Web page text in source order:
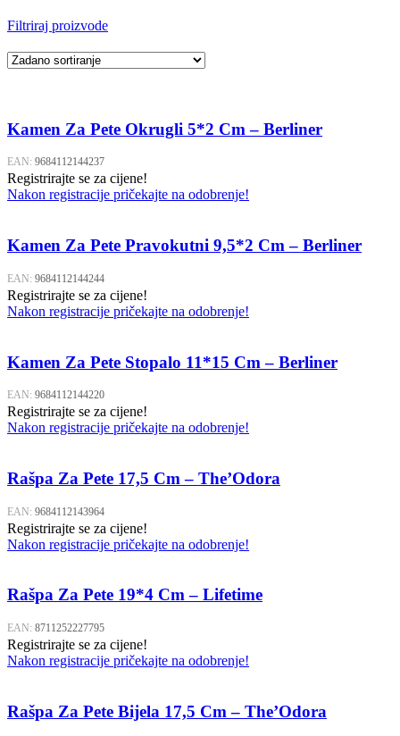
Filtriraj proizvode
Kamen Za Pete Okrugli 5*2 Cm – Berliner
EAN: 9684112144237
Registrirajte se za cijene!
Nakon registracije pričekajte na odobrenje!
Kamen Za Pete Pravokutni 9,5*2 Cm – Berliner
EAN: 9684112144244
Registrirajte se za cijene!
Nakon registracije pričekajte na odobrenje!
Kamen Za Pete Stopalo 11*15 Cm – Berliner
EAN: 9684112144220
Registrirajte se za cijene!
Nakon registracije pričekajte na odobrenje!
Rašpa Za Pete 17,5 Cm – The’Odora
EAN: 9684112143964
Registrirajte se za cijene!
Nakon registracije pričekajte na odobrenje!
Rašpa Za Pete 19*4 Cm – Lifetime
EAN: 8711252227795
Registrirajte se za cijene!
Nakon registracije pričekajte na odobrenje!
Rašpa Za Pete Bijela 17,5 Cm – The’Odora